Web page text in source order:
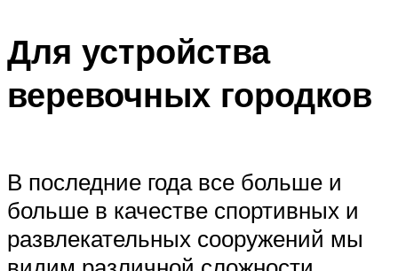
Для устройства
веревочных городков
В последние года все больше и
больше в качестве спортивных и
развлекательных сооружений мы